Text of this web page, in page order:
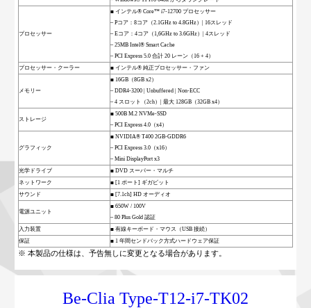
プロセッサー
■ インテル® Core™ i7-12700 プロセッサー
– Pコア：8コア（2.1GHz to 4.8GHz）| 16スレッド
– Eコア：4コア（1,6GHz to 3.6GHz）| 4スレッド
– 25MB Intel® Smart Cache
– PCI Express 5.0 合計 20 レーン（16 + 4）
プロセッサー・クーラー
■ インテル® 純正プロセッサー・ファン
メモリー
■ 16GB（8GB x2）
– DDR4-3200 | Unbuffered | Non-ECC
– 4 スロット（2ch）| 最大 128GB（32GB x4）
ストレージ
■ 500B M.2 NVMe-SSD
– PCI Express 4.0（x4）
グラフィック
■ NVIDIA® T400 2GB-GDDR6
– PCI Express 3.0（x16）
– Mini DisplayPort x3
光学ドライブ
■ DVD スーパー・マルチ
ネットワーク
■ [1 ポート] ギガビット
サウンド
■ [7.1ch] HD オーディオ
電源ユニット
■ 650W / 100V
– 80 Plus Gold 認証
入力装置
■ 有線キーボード・マウス（USB 接続）
保証
■ 1 年間センドバック方式ハードウェア保証
※ 本製品の仕様は、予告無しに変更となる場合があります。
Be-Clia Type-T12-i7-TK02